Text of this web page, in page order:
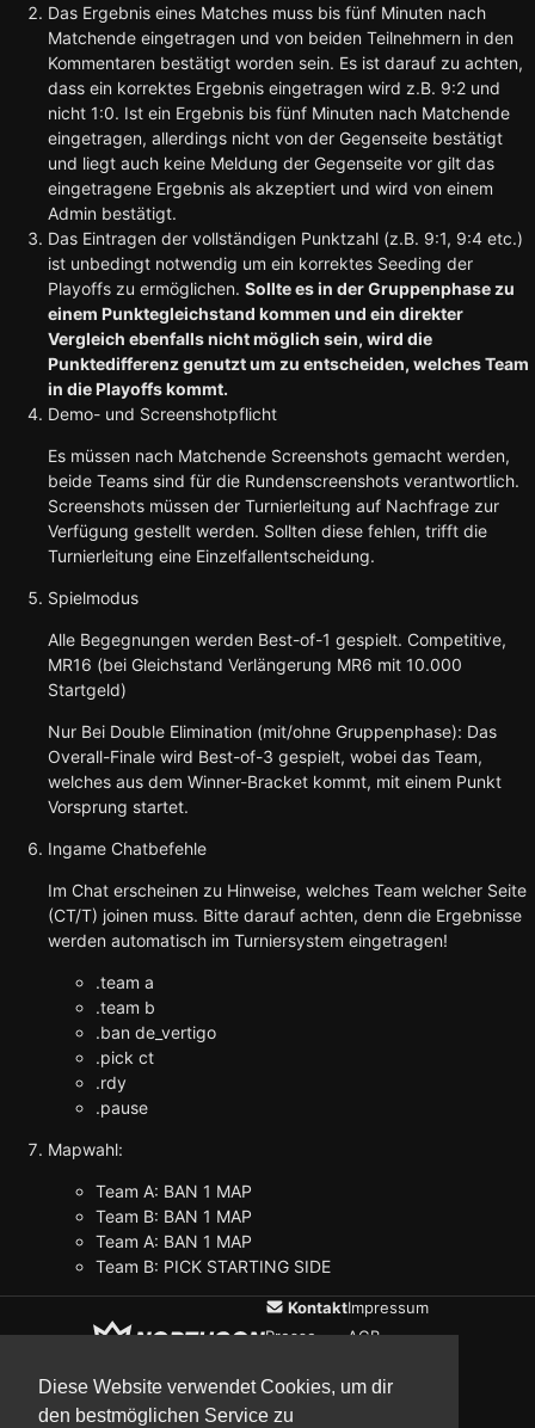
Diese Website verwendet Cookies, um dir
den bestmöglichen Service zu
Das Ergebnis eines Matches muss bis fünf Minuten nach
Matchende eingetragen und von beiden Teilnehmern in den
Kommentaren bestätigt worden sein. Es ist darauf zu achten,
dass ein korrektes Ergebnis eingetragen wird z.B. 9:2 und
nicht 1:0. Ist ein Ergebnis bis fünf Minuten nach Matchende
eingetragen, allerdings nicht von der Gegenseite bestätigt
und liegt auch keine Meldung der Gegenseite vor gilt das
eingetragene Ergebnis als akzeptiert und wird von einem
Admin bestätigt.
Das Eintragen der vollständigen Punktzahl (z.B. 9:1, 9:4 etc.)
ist unbedingt notwendig um ein korrektes Seeding der
Playoffs zu ermöglichen. Sollte es in der Gruppenphase zu
einem Punktegleichstand kommen und ein direkter
Vergleich ebenfalls nicht möglich sein, wird die
Punktedifferenz genutzt um zu entscheiden, welches Team
in die Playoffs kommt.
Demo- und Screenshotpflicht
Es müssen nach Matchende Screenshots gemacht werden,
beide Teams sind für die Rundenscreenshots verantwortlich.
Screenshots müssen der Turnierleitung auf Nachfrage zur
Verfügung gestellt werden. Sollten diese fehlen, trifft die
Turnierleitung eine Einzelfallentscheidung.
Spielmodus
Alle Begegnungen werden Best-of-1 gespielt. Competitive,
MR16 (bei Gleichstand Verlängerung MR6 mit 10.000
Startgeld)
Nur Bei Double Elimination (mit/ohne Gruppenphase): Das
Overall-Finale wird Best-of-3 gespielt, wobei das Team,
welches aus dem Winner-Bracket kommt, mit einem Punkt
Vorsprung startet.
Ingame Chatbefehle
Im Chat erscheinen zu Hinweise, welches Team welcher Seite
(CT/T) joinen muss. Bitte darauf achten, denn die Ergebnisse
werden automatisch im Turniersystem eingetragen!
.team a
.team b
.ban de_vertigo
.pick ct
.rdy
.pause
Mapwahl:
Team A: BAN 1 MAP
Team B: BAN 1 MAP
Team A: BAN 1 MAP
Team B: PICK STARTING SIDE
Kontakt
Presse
Impressum
AGB